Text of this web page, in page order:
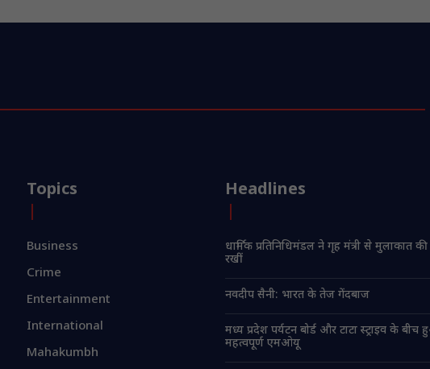
Topics
Business
Crime
Entertainment
International
Mahakumbh
Headlines
धार्मिक प्रतिनिधिमंडल ने गृह मंत्री से मुलाकात
रखीं
नवदीप सैनी: भारत के तेज गेंदबाज
मध्य प्रदेश पर्यटन बोर्ड और टाटा स्ट्राइव के बीच
महत्वपूर्ण एमओयू